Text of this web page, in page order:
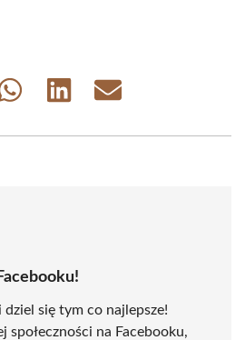
Share
Share
Share
się tym co najlepsze!
społeczności na Facebooku,